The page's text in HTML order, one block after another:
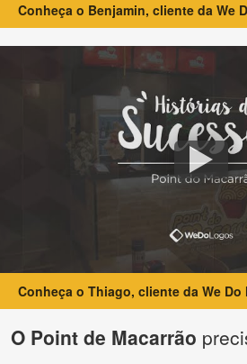
Conheça o Benjamin, cliente da We
Conheça o Thiago, cliente da We
O Point de Macarrão